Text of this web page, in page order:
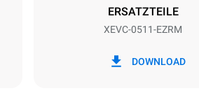
ERSATZTEILE
XEVC-0511-EZRM
DOWNLOAD